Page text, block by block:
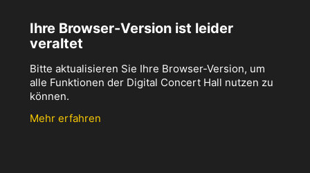
Ihre Browser-Version ist leider
veraltet
Bitte aktualisieren Sie Ihre Browser-Version, um
alle Funktionen der Digital Concert Hall nutzen zu
können.
Mehr erfahren